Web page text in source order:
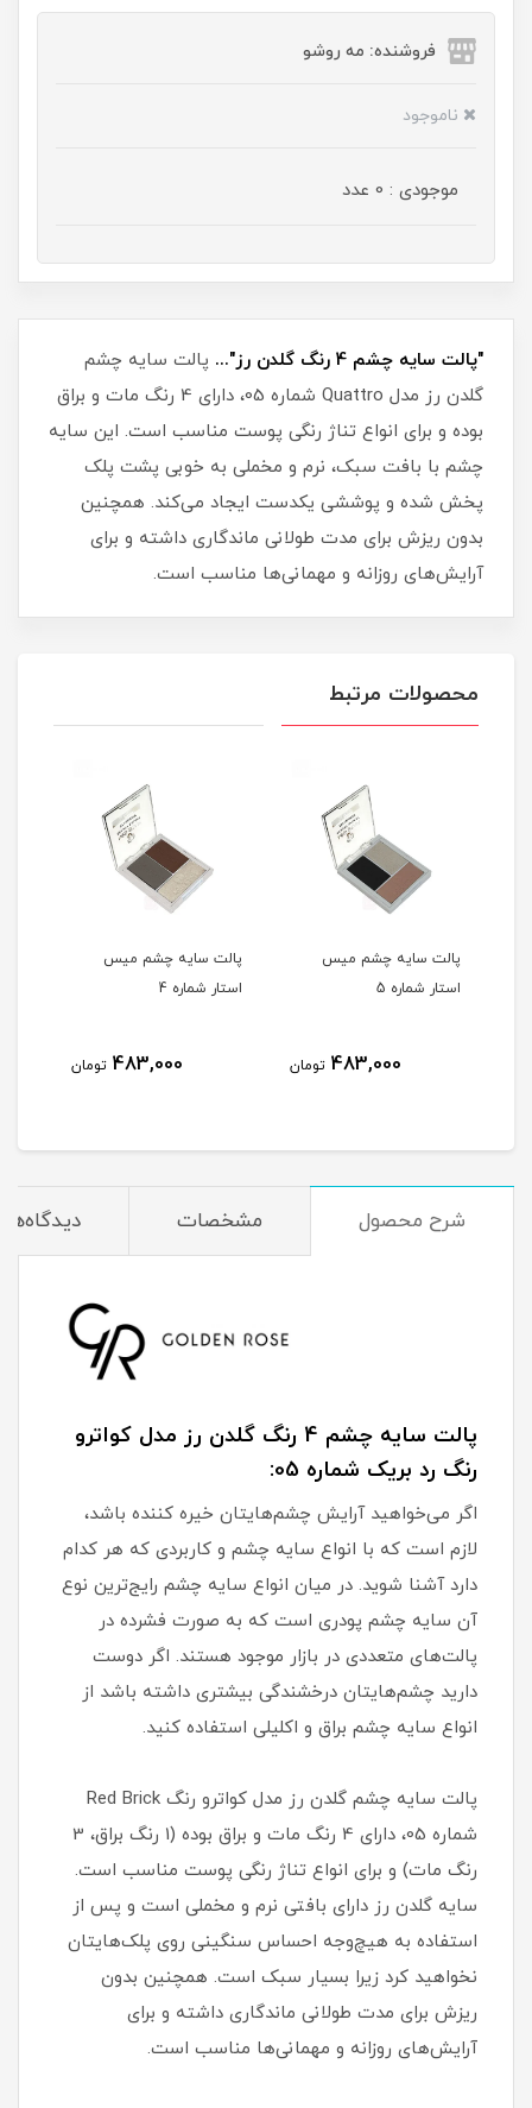
فروشنده: مه رو‌شو
ناموجود
موجودی : 0 عدد
"پالت سایه چشم 4 رنگ گلدن رز"...
پالت سایه چشم
گلدن رز مدل Quattro شماره 05، دارای 4 رنگ مات و براق
بوده و برای انواع تناژ رنگی پوست مناسب است. این سایه
چشم با بافت سبک، نرم و مخملی به خوبی پشت پلک
پخش شده و پوششی یکدست ایجاد می‌کند. همچنین
بدون ریزش برای مدت طولانی ماندگاری داشته و برای
آرایش‌های روزانه و مهمانی‌ها مناسب است.
محصولات مرتبط
پالت سایه چشم میس
استار شماره 5
483,000 تومان
پالت سایه چشم میس
استار شماره 4
483,000 تومان
شرح محصول مشخصات دیدگاه‌ها
پالت سایه چشم 4 رنگ گلدن رز مدل کواترو
رنگ رد بریک شماره 05:
اگر می‌خواهید آرایش چشم‌هایتان خیره کننده باشد،
لازم است که با انواع سایه چشم و کاربردی که هر کدام
دارد آشنا شوید. در میان انواع سایه چشم رایج‌ترین نوع
آن سایه چشم پودری است که به صورت فشرده در
پالت‌های متعددی در بازار موجود هستند. اگر دوست
دارید چشم‌هایتان درخشندگی بیشتری داشته باشد از
انواع سایه چشم براق و اکلیلی استفاده کنید.
پالت سایه چشم گلدن رز مدل کواترو رنگ Red Brick
شماره 05، دارای 4 رنگ مات و براق بوده (1 رنگ براق، 3
رنگ مات) و برای انواع تناژ رنگی پوست مناسب است.
سایه گلدن رز دارای بافتی نرم و مخملی است و پس از
استفاده به هیچ‌وجه احساس سنگینی روی پلک‌هایتان
نخواهید کرد زیرا بسیار سبک است. همچنین بدون
ریزش برای مدت طولانی ماندگاری داشته و برای
آرایش‌های روزانه و مهمانی‌ها مناسب است.